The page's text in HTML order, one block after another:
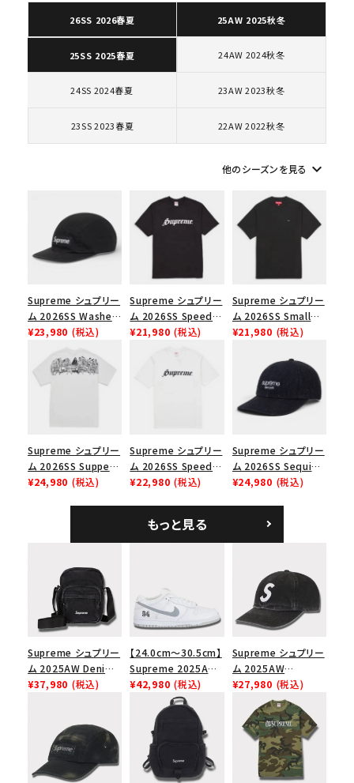
ショルダー・ウエストバッグ
ボックスロゴ ブラックスウェット
カテゴリーから探す
コラボレーションブランドから探す
シーズンから探す
価格から探す
在庫のない商品を表示する
26SS 2026春夏 25AW 2025秋冬
25SS 2025春夏 24AW 2024秋冬
24SS 2024春夏 23AW 2023秋冬
23SS 2023春夏 22AW 2022秋冬
他のシーズンを見る keyboard_arrow_down
Supreme シュプリー
ム 2026SS Washed
Chino Twill Camp
Cap ウォッシュド チ
ノツイル キャンプキャ
ップ ブラック
¥23,980 (税込)
Supreme シュプリー
ム 2026SS Speed
Tee スピードTシャツ
¥21,980 (税込)
Supreme シュプリー
ム 2026SS Small
Box Tee スモールボ
¥21,980 (税込)
Supreme シュプリー
ム 2026SS Supper
Tee サパーTシャツ
¥24,980 (税込)
Supreme シュプリー
ム 2026SS Speed
Tee スピードTシャツ
¥22,980 (税込)
Supreme シュプリー
ム 2026SS Sequin
Denim Classic
シックロゴ 6パネルキ
ャップ ブラック
¥24,980 (税込)
もっと見る
Supreme シュプリー
ム 2025AW Denim
Shoulder Bag デニ
¥37,980 (税込)
【24.0cm～30.5cm】
Supreme 2025AW
Nike SB Dunk Low
ナイキ SB ダンク ロ
ー スニーカー ホワイ
¥42,980 (税込)
Supreme シュプリー
ム 2025AW
Pigment Coated
2-Tone S Logo 6-
Panel Cap ピグメン
トコーテッド 2トーン
エスロゴ 6パネルキャ
ップ ブラック
¥27,980 (税込)